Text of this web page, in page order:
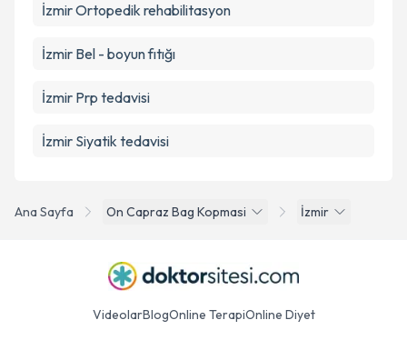
Ana Sayfa On Capraz Bag Kopmasi İzmir
İzmir Ortopedik rehabilitasyon
İzmir Bel - boyun fıtığı
İzmir Prp tedavisi
İzmir Siyatik tedavisi
VideolarBlogOnline TerapiOnline Diyet